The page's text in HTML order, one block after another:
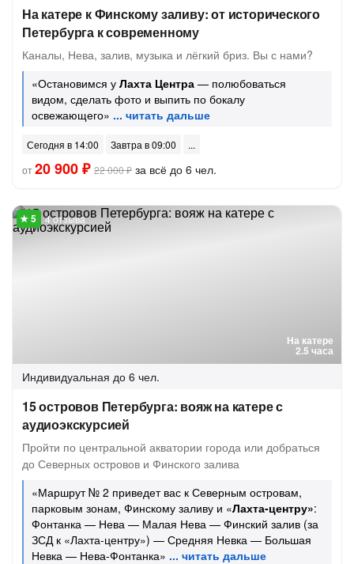
На катере к Финскому заливу: от исторического
Петербурга к современному
Каналы, Нева, залив, музыка и лёгкий бриз. Вы с нами?
«Остановимся у Лахта Центра — полюбоваться
видом, сделать фото и выпить по бокалу
освежающего»
Сегодня в 14:00
Завтра в 09:00
от20 900 ₽ 22 000 ₽ за всё до 6 чел.
На катере
2.5 часа
4 отзыва
Индивидуальная до 6 чел.
15 островов Петербурга: вояж на катере с
аудиоэкскурсией
Пройти по центральной акватории города или добраться
до Северных островов и Финского залива
«Маршрут № 2 приведет вас к Северным островам,
парковым зонам, Финскому заливу и «Лахта-центру»:
Фонтанка — Нева — Малая Нева — Финский залив (за
ЗСД к «Лахта-центру») — Средняя Невка — Большая
Невка — Нева-Фонтанка»